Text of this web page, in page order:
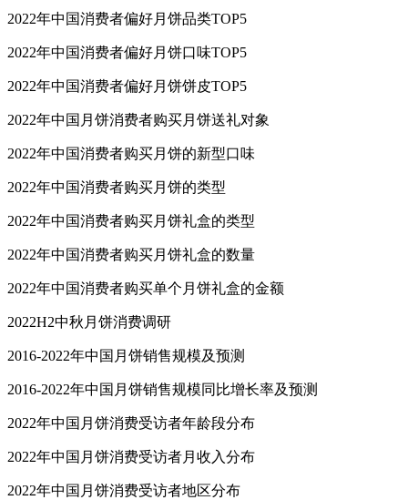
2022年中国消费者偏好月饼品类TOP5
2022年中国消费者偏好月饼口味TOP5
2022年中国消费者偏好月饼饼皮TOP5
2022年中国月饼消费者购买月饼送礼对象
2022年中国消费者购买月饼的新型口味
2022年中国消费者购买月饼的类型
2022年中国消费者购买月饼礼盒的类型
2022年中国消费者购买月饼礼盒的数量
2022年中国消费者购买单个月饼礼盒的金额
2022H2中秋月饼消费调研
2016-2022年中国月饼销售规模及预测
2016-2022年中国月饼销售规模同比增长率及预测
2022年中国月饼消费受访者年龄段分布
2022年中国月饼消费受访者月收入分布
2022年中国月饼消费受访者地区分布